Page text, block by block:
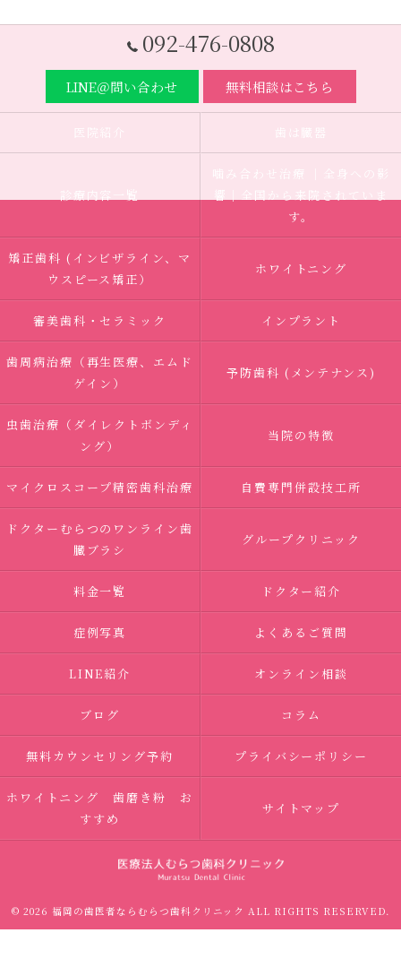
092-476-0808
LINE＠問い合わせ 無料相談はこちら
医院紹介 歯は臓器
診療内容一覧
噛み合わせ治療 ｜全身への影
響｜全国から来院されていま
す。
矯正歯科 (インビザライン、マ
ウスピース矯正）
ホワイトニング
審美歯科・セラミック インプラント
歯周病治療（再生医療、エムド
ゲイン）
予防歯科 (メンテナンス)
虫歯治療（ダイレクトボンディ
ング）
当院の特徴
マイクロスコープ精密歯科治療 自費専門併設技工所
ドクターむらつのワンライン歯
臓ブラシ
グループクリニック
料金一覧 ドクター紹介
症例写真 よくあるご質問
LINE紹介 オンライン相談
ブログ コラム
無料カウンセリング予約 プライバシーポリシー
ホワイトニング 歯磨き粉 お
すすめ
サイトマップ
© 2026 福岡の歯医者ならむらつ歯科クリニック ALL RIGHTS RESERVED.